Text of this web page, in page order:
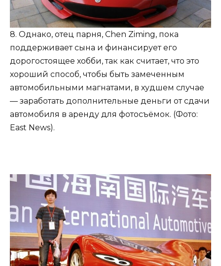
8. Однако, отец парня, Chen Ziming, пока
поддерживает сына и финансирует его
дорогостоящее хобби, так как считает, что это
хороший способ, чтобы быть замеченным
автомобильными магнатами, в худшем случае
— заработать дополнительные деньги от сдачи
автомобиля в аренду для фотосъёмок. (Фото:
East News).